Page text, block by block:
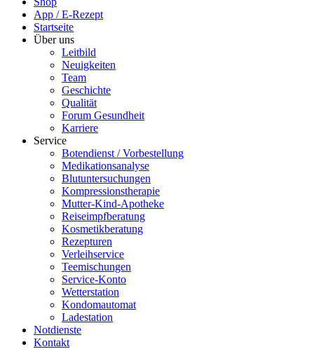
App / E-Rezept
Startseite
Über uns
Leitbild
Neuigkeiten
Team
Geschichte
Qualität
Forum Gesundheit
Karriere
Service
Botendienst / Vorbestellung
Medikationsanalyse
Blutuntersuchungen
Kompressionstherapie
Mutter-Kind-Apotheke
Reiseimpfberatung
Kosmetikberatung
Rezepturen
Verleihservice
Teemischungen
Service-Konto
Wetterstation
Kondomautomat
Ladestation
Notdienste
Kontakt